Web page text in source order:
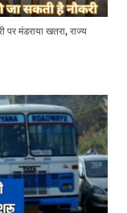
पर मंडराया खतरा, राज्य